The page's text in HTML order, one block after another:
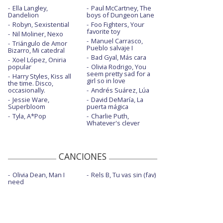
Ella Langley,
Dandelion
Robyn, Sexistential
Nil Moliner, Nexo
Triángulo de Amor
Bizarro, Mi catedral
Xoel López, Oniria
popular
Harry Styles, Kiss all
the time. Disco,
occasionally.
Jessie Ware,
Superbloom
Tyla, A*Pop
Paul McCartney, The
boys of Dungeon Lane
Foo Fighters, Your
favorite toy
Manuel Carrasco,
Pueblo salvaje I
Bad Gyal, Más cara
Olivia Rodrigo, You
seem pretty sad for a
girl so in love
Andrés Suárez, Lúa
David DeMaría, La
puerta mágica
Charlie Puth,
Whatever's clever
CANCIONES
Olivia Dean, Man I
need
Rels B, Tu vas sin (fav)